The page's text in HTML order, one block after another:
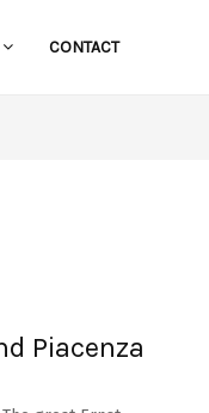
CONTACT
Piacenza